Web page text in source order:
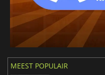
MEEST POPULAIR